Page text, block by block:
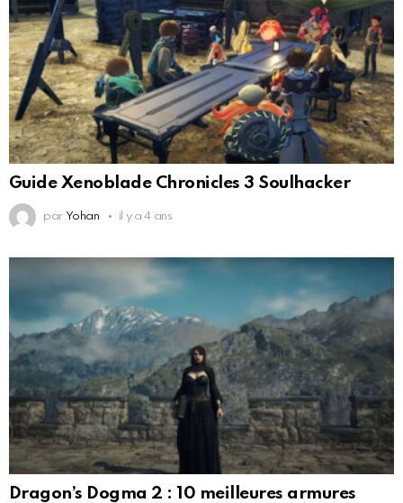
Guide Xenoblade Chronicles 3 Soulhacker
par Yohan il y a 4 ans
Dragon’s Dogma 2 : 10 meilleures armures